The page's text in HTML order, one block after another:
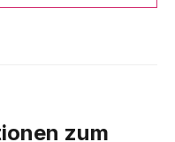
zum